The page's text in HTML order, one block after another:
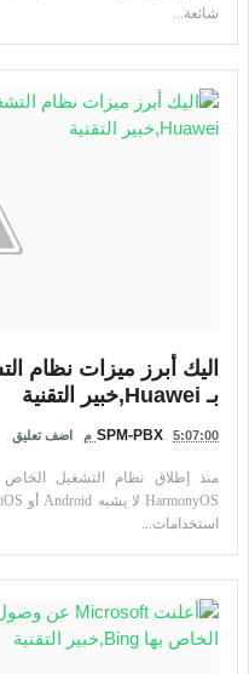
شائعة...
بـ Huawei,خبير التقنية
SPM-PBX 5:07:00 م اضف تعليق
استخدامات...